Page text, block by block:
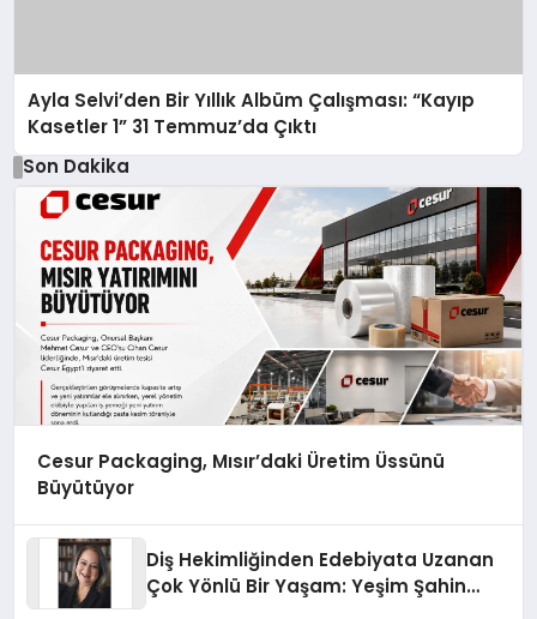
Ayla Selvi’den Bir Yıllık Albüm Çalışması: “Kayıp
Kasetler 1” 31 Temmuz’da Çıktı
Son Dakika
Cesur Packaging, Mısır’daki Üretim Üssünü
Büyütüyor
Diş Hekimliğinden Edebiyata Uzanan
Çok Yönlü Bir Yaşam: Yeşim Şahin